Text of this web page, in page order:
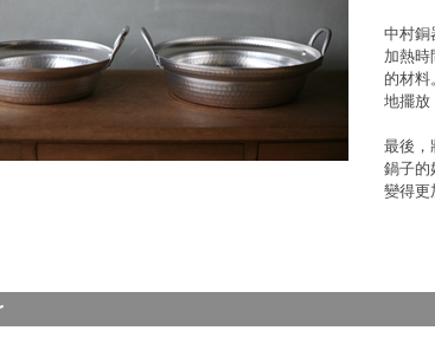
中村銅
加熱時
的材料
地擺放
最後，
鍋子的
變得更